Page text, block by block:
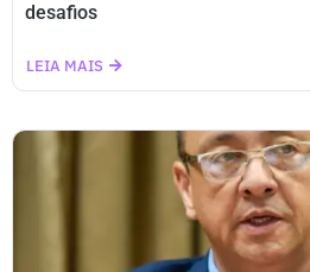
desafios
LEIA MAIS